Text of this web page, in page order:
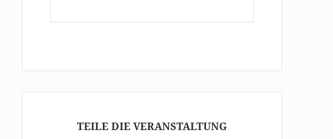
TEILE DIE VERANSTALTUNG